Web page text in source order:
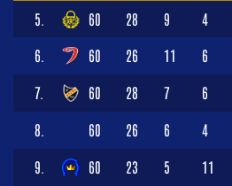
5. 60 28 9 4
6. 60 26 11 6
7. 60 28 7 6
8. 60 26 6 4
9. 60 23 5 11